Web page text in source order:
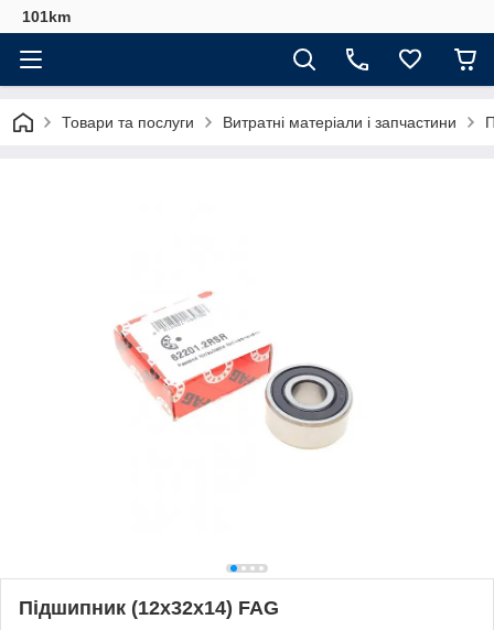
101km
Товари та послуги Витратні матеріали і запчастини
Підшипник (12x32x14) FAG